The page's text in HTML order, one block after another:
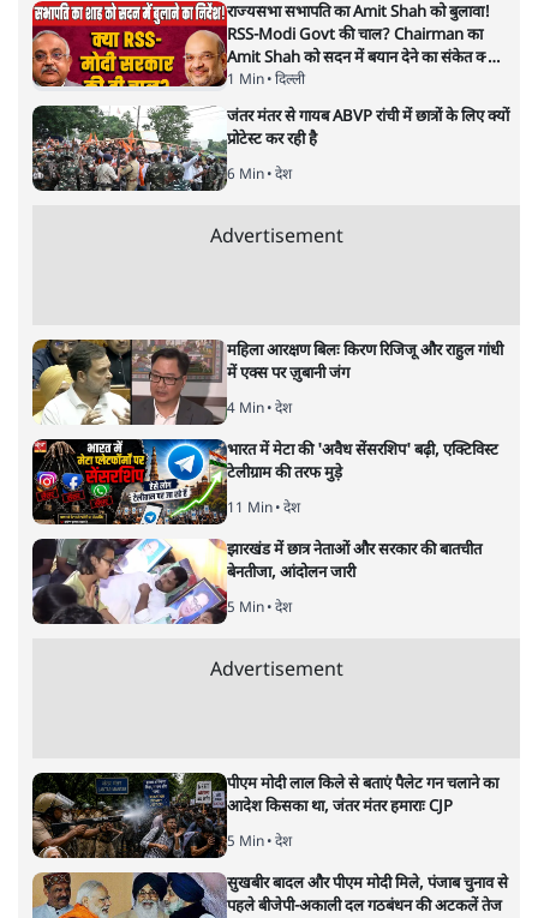
राज्यसभा सभापति का Amit Shah को बुलावा!
RSS-Modi Govt की चाल? Chairman का
Amit Shah को सदन में बयान देने का संकेत क्यों?
Senior journalist Vinod Agnihotri ने इसे
Modi Government और RSS की संभावित
strategy से जोड़कर बड़ा सवाल उठाया है।
1 Min• दिल्ली
जंतर मंतर से गायब ABVP रांची में छात्रों के लिए क्यों
प्रोटेस्ट कर रही है
6 Min• देश
Advertisement
महिला आरक्षण बिलः किरण रिजिजू और राहुल गांधी
में एक्स पर ज़ुबानी जंग
4 Min• देश
भारत में मेटा की 'अवैध सेंसरशिप' बढ़ी, एक्टिविस्ट
टेलीग्राम की तरफ मुड़े
11 Min• देश
झारखंड में छात्र नेताओं और सरकार की बातचीत
बेनतीजा, आंदोलन जारी
5 Min• देश
Advertisement
पीएम मोदी लाल किले से बताएं पैलेट गन चलाने का
आदेश किसका था, जंतर मंतर हमाराः CJP
5 Min• देश
सुखबीर बादल और पीएम मोदी मिले, पंजाब चुनाव से
पहले बीजेपी-अकाली दल गठबंधन की अटकलें तेज